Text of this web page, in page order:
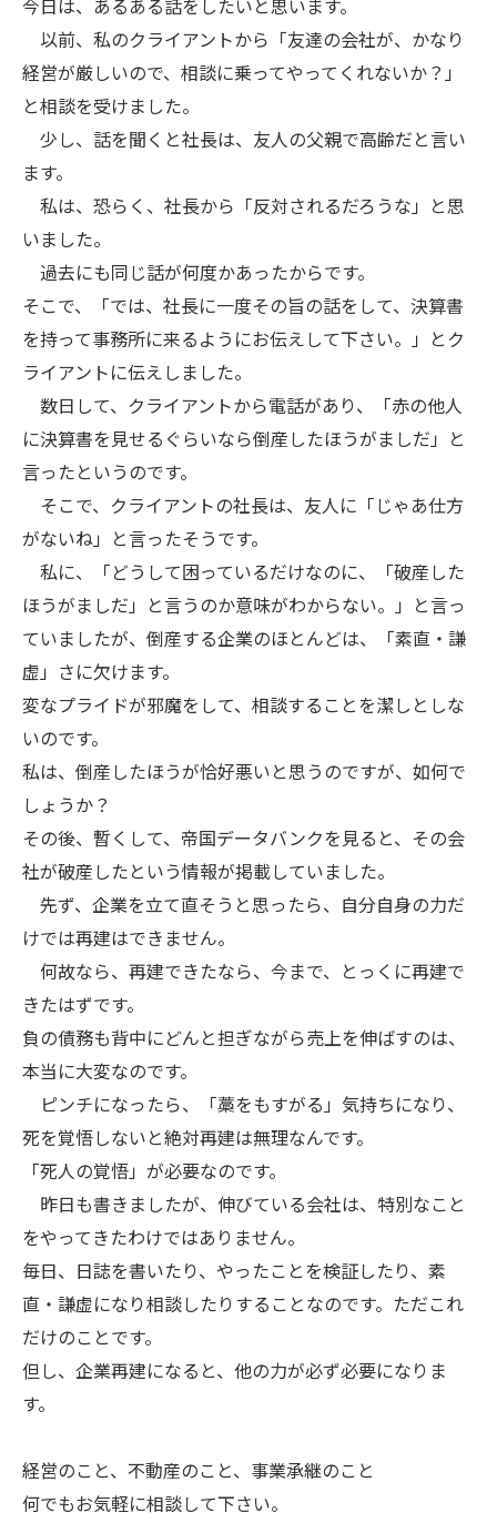
今日は、あるある話をしたいと思います。
以前、私のクライアントから「友達の会社が、かなり
経営が厳しいので、相談に乗ってやってくれないか？」
と相談を受けました。
少し、話を聞くと社長は、友人の父親で高齢だと言い
ます。
私は、恐らく、社長から「反対されるだろうな」と思
いました。
過去にも同じ話が何度かあったからです。
そこで、「では、社長に一度その旨の話をして、決算書
を持って事務所に来るようにお伝えして下さい。」とク
ライアントに伝えしました。
数日して、クライアントから電話があり、「赤の他人
に決算書を見せるぐらいなら倒産したほうがましだ」と
言ったというのです。
そこで、クライアントの社長は、友人に「じゃあ仕方
がないね」と言ったそうです。
私に、「どうして困っているだけなのに、「破産した
ほうがましだ」と言うのか意味がわからない。」と言っ
ていましたが、倒産する企業のほとんどは、「素直・謙
虚」さに欠けます。
変なプライドが邪魔をして、相談することを潔しとしな
いのです。
私は、倒産したほうが恰好悪いと思うのですが、如何で
しょうか？
その後、暫くして、帝国データバンクを見ると、その会
社が破産したという情報が掲載していました。
先ず、企業を立て直そうと思ったら、自分自身の力だ
けでは再建はできません。
何故なら、再建できたなら、今まで、とっくに再建で
きたはずです。
負の債務も背中にどんと担ぎながら売上を伸ばすのは、
本当に大変なのです。
ピンチになったら、「藁をもすがる」気持ちになり、
死を覚悟しないと絶対再建は無理なんです。
「死人の覚悟」が必要なのです。
昨日も書きましたが、伸びている会社は、特別なこと
をやってきたわけではありません。
毎日、日誌を書いたり、やったことを検証したり、素
直・謙虚になり相談したりすることなのです。ただこれ
だけのことです。
但し、企業再建になると、他の力が必ず必要になりま
す。
経営のこと、不動産のこと、事業承継のこと
何でもお気軽に相談して下さい。